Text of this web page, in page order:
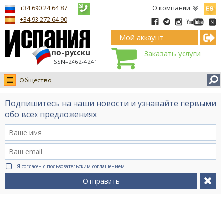
О компании
ISSN–2462-4241
+34 690 24 64 87
+34 93 272 64 90
Мой аккаунт
Заказать услуги
Общество
Новости
Интервью
Видео Ruso.TV
BCN life
Сервис на немецком
Подпишитесь на наши новости и узнавайте первыми
обо всех предложениях
Я согласен с пользовательским соглашением
Отправить